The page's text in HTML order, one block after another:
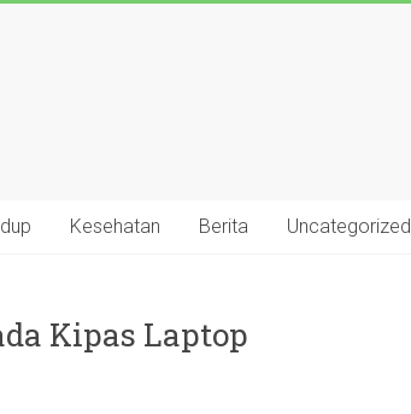
Kesehatan Berita Uncategorized
Kipas Laptop